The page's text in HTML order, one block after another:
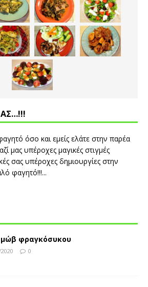
όσο και εμείς ελάτε στην παρέα
μας υπέροχες μαγικές στιγμές
σας υπέροχες δημιουργίες στην
φαγητό!!!...
μώβ φραγκόσυκου
0